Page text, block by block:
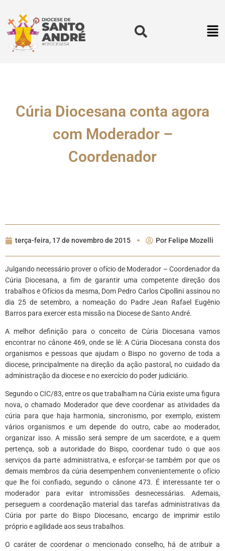
Cúria Diocesana conta agora
com Moderador –
Coordenador
terça-feira, 17 de novembro de 2015 Por Felipe Mozelli
Julgando necessário prover o ofício de Moderador – Coordenador da
Cúria Diocesana, a fim de garantir uma competente direção dos
trabalhos e Ofícios da mesma, Dom Pedro Carlos Cipollini assinou no
dia 25 de setembro, a nomeação do Padre Jean Rafael Eugênio
Barros para exercer esta missão na Diocese de Santo André.
A melhor definição para o conceito de Cúria Diocesana vamos
encontrar no cânone 469, onde se lê: A Cúria Diocesana consta dos
organismos e pessoas que ajudam o Bispo no governo de toda a
diocese, principalmente na direção da ação pastoral, no cuidado da
administração da diocese e no exercício do poder judiciário.
Segundo o CIC/83, entre os que trabalham na Cúria existe uma figura
nova, o chamado Moderador que deve coordenar as atividades da
cúria para que haja harmonia, sincronismo, por exemplo, existem
vários organismos e um depende do outro, cabe ao moderador,
organizar isso. A missão será sempre de um sacerdote, e a quem
pertença, sob a autoridade do Bispo, coordenar tudo o que aos
serviços da parte administrativa, e esforçar-se também por que os
demais membros da cúria desempenhem convenientemente o ofício
que lhe foi confiado, segundo o cânone 473. É interessante ter o
moderador para evitar intromissões desnecessárias. Ademais,
perseguem a coordenação material das tarefas administrativas da
Cúria por parte do Bispo Diocesano, encargo de imprimir estilo
próprio e agilidade aos seus trabalhos.
O caráter de coordenar o mencionado conselho, há de atribuir a